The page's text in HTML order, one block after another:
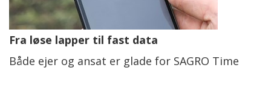
Fra løse lapper til fast data
Både ejer og ansat er glade for SAGRO Time